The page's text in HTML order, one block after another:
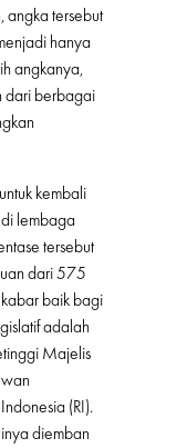
tersebut
hanya
angkanya,
dari berbagai
kembali
lembaga
tersebut
dari 575
baik bagi
adalah
Majelis
(RI).
diemban